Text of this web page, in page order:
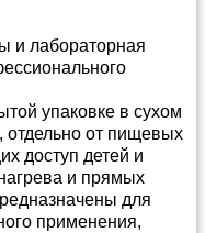
и лабораторная
упаковке в сухом
от пищевых
доступ детей и
и прямых
для
применения,